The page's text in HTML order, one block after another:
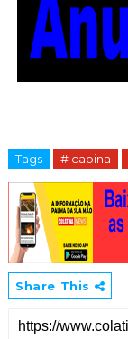
Tags # capina
Share This